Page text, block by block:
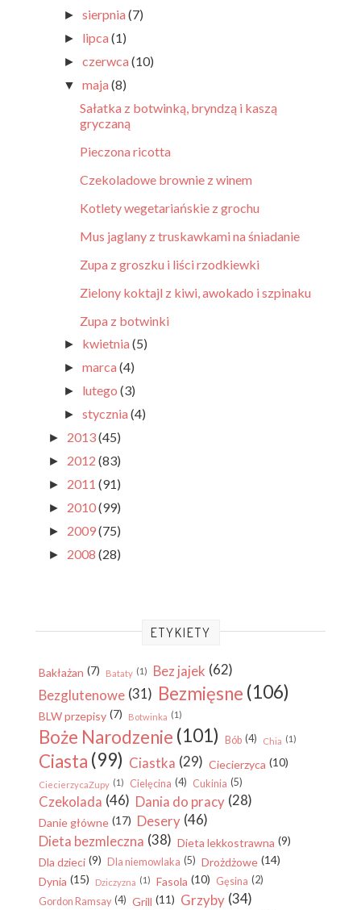
►sierpnia(7)
► lipca(1)
►czerwca(10)
▼maja(8)
Sałatka z botwinką, bryndzą i kaszą
gryczaną
Pieczona ricotta
Czekoladowe brownie z winem
Kotlety wegetariańskie z grochu
Mus jaglany z truskawkami na śniadanie
Zupa z groszku i liści rzodkiewki
Zielony koktajl z kiwi, awokado i szpinaku
Zupa z botwinki
► kwietnia(5)
►marca(4)
► lutego(3)
►stycznia(4)
► 2013(45)
► 2012 (83)
► 2011 (91)
► 2010(99)
► 2009(75)
► 2008 (28)
ETYKIETY
Bakłażan (7) Bataty (1) Bez jajek (62)
Bezglutenowe (31) Bezmięsne (106)
BLW przepisy (7) Botwinka (1)
Boże Narodzenie (101) Bób (4) Chia (1)
Ciasta (99) Ciastka (29) Ciecierzyca (10)
CiecierzycaZupy (1) Cielęcina (4) Cukinia (5)
Czekolada (46) Dania do pracy (28)
Danie główne (17) Desery (46)
Dieta bezmleczna (38) Dieta lekkostrawna (9)
Dla dzieci (9) Dla niemowlaka (5) Drożdżowe (14)
Dynia (15) Dziczyzna (1) Fasola (10) Gęsina (2)
Gordon Ramsay (4) Grill (11) Grzyby (34)